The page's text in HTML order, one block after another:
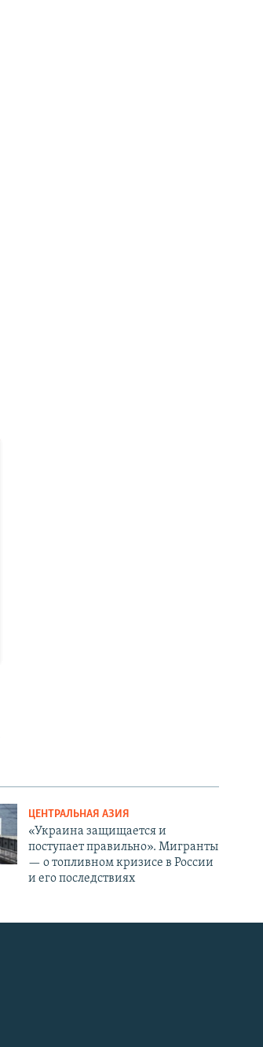
ЦЕНТРАЛЬНАЯ АЗИЯ
«Украина защищается и
поступает правильно». Мигранты
— о топливном кризисе в России
и его последствиях